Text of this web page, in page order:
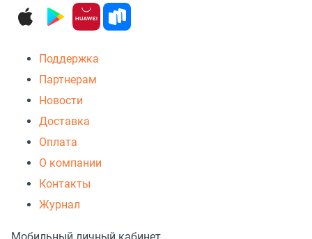
Поддержка
Партнерам
Новости
Доставка
Оплата
О компании
Контакты
Журнал